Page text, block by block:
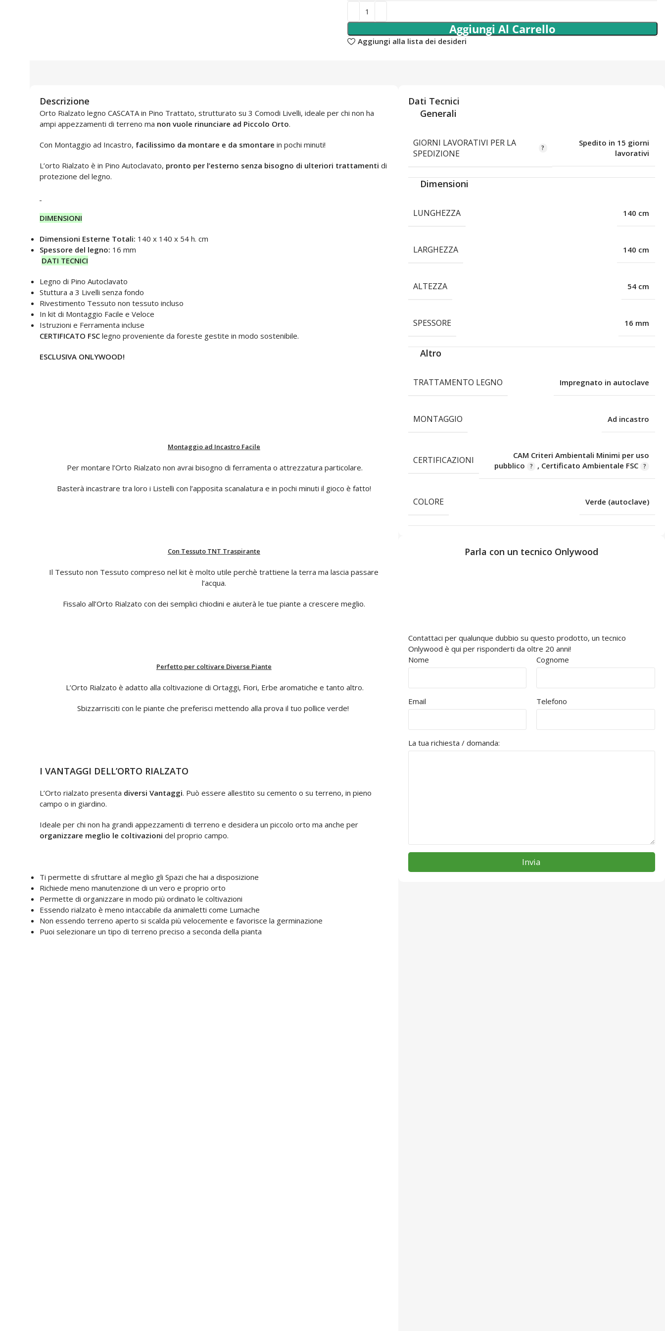
Aggiungi Al Carrello
Aggiungi alla lista dei desideri
Descrizione
Orto Rialzato legno CASCATA in Pino Trattato, strutturato su 3 Comodi Livelli, ideale per chi non ha
ampi appezzamenti di terreno ma non vuole rinunciare ad Piccolo Orto.
Con Montaggio ad Incastro, facilissimo da montare e da smontare in pochi minuti!
L’orto Rialzato è in Pino Autoclavato, pronto per l’esterno senza bisogno di ulteriori trattamenti di
protezione del legno.
DIMENSIONI
Dimensioni Esterne Totali: 140 x 140 x 54 h. cm
Spessore del legno: 16 mm
DATI TECNICI
Legno di Pino Autoclavato
Stuttura a 3 Livelli senza fondo
Rivestimento Tessuto non tessuto incluso
In kit di Montaggio Facile e Veloce
Istruzioni e Ferramenta incluse
CERTIFICATO FSC legno proveniente da foreste gestite in modo sostenibile.
ESCLUSIVA ONLYWOOD!
Montaggio ad Incastro Facile
Per montare l’Orto Rialzato non avrai bisogno di ferramenta o attrezzatura particolare.
Basterà incastrare tra loro i Listelli con l’apposita scanalatura e in pochi minuti il gioco è fatto!
Con Tessuto TNT Traspirante
Il Tessuto non Tessuto compreso nel kit è molto utile perchè trattiene la terra ma lascia passare
l’acqua.
Fissalo all’Orto Rialzato con dei semplici chiodini e aiuterà le tue piante a crescere meglio.
Perfetto per coltivare Diverse Piante
L’Orto Rialzato è adatto alla coltivazione di Ortaggi, Fiori, Erbe aromatiche e tanto altro.
Sbizzarrisciti con le piante che preferisci mettendo alla prova il tuo pollice verde!
I VANTAGGI DELL’ORTO RIALZATO
L’Orto rialzato presenta diversi Vantaggi. Può essere allestito su cemento o su terreno, in pieno
campo o in giardino.
Ideale per chi non ha grandi appezzamenti di terreno e desidera un piccolo orto ma anche per
organizzare meglio le coltivazioni del proprio campo.
Ti permette di sfruttare al meglio gli Spazi che hai a disposizione
Richiede meno manutenzione di un vero e proprio orto
Permette di organizzare in modo più ordinato le coltivazioni
Essendo rialzato è meno intaccabile da animaletti come Lumache
Non essendo terreno aperto si scalda più velocemente e favorisce la germinazione
Puoi selezionare un tipo di terreno preciso a seconda della pianta
Dati Tecnici
Generali
GIORNI LAVORATIVI PER LA
SPEDIZIONE
Spedito in 15 giorni
lavorativi
Dimensioni
LUNGHEZZA 140 cm
LARGHEZZA 140 cm
ALTEZZA 54 cm
SPESSORE 16 mm
Altro
TRATTAMENTO LEGNO Impregnato in autoclave
MONTAGGIO Ad incastro
CERTIFICAZIONI
CAM Criteri Ambientali Minimi per uso
pubblico
, Certificato Ambientale FSC
COLORE Verde (autoclave)
Parla con un tecnico Onlywood
Contattaci per qualunque dubbio su questo prodotto, un tecnico
Onlywood è qui per risponderti da oltre 20 anni!
Nome
Cognome
Email Telefono
La tua richiesta / domanda:
Invia